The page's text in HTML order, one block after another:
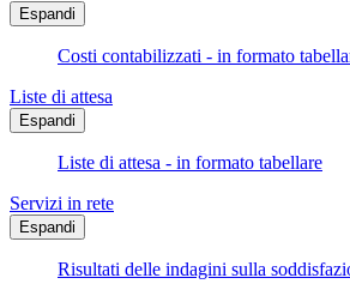
Espandi
Costi contabilizzati - in formato
Liste di attesa
Espandi
Liste di attesa - in formato tabellare
Servizi in rete
Espandi
Risultati delle indagini sulla